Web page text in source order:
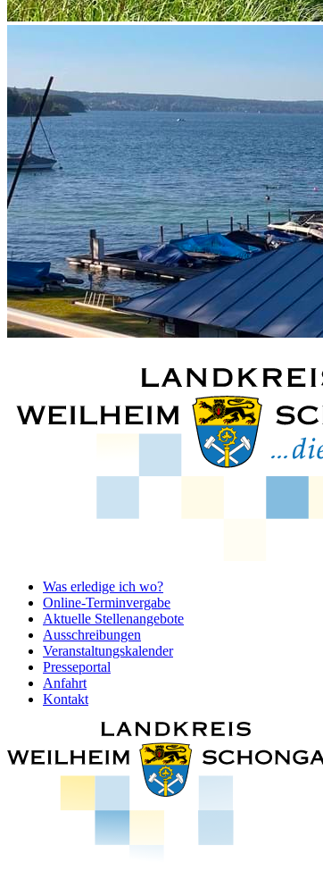
Was erledige ich wo?
Online-Terminvergabe
Aktuelle Stellenangebote
Ausschreibungen
Veranstaltungskalender
Presseportal
Anfahrt
Kontakt